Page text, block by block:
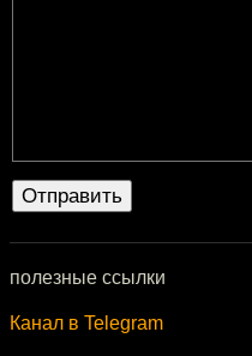
полезные ссылки
Канал в Telegram